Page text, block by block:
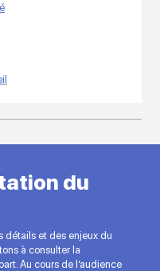
du
détails et des enjeux du
à consulter la
Au cours de l’audience